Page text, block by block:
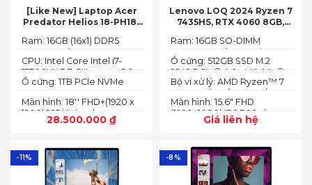
[Like New] Laptop Acer
Predator Helios 18-PH18-
13700HX, RTX 4060 8GB,
16GB, SSD 1TB, 18″ FHD+
165HZ)
28.500.000 ₫
Màn hình: 18'' FHD+(1920 x
1200) 165 Hz In-plane
Switching (IPS)
Ổ cứng: 1TB PCIe NVMe
CPU: Intel Core Intel i7-
13700HX 3.7 GHz up to 5.0
GHz 30MB
Ram: 16GB (16x1) DDR5
4800MHz (2x SO-DIMM
socket, up to 32GB
Lenovo LOQ 2024 Ryzen 7
7435HS, RTX 4060 8GB,
144Hz, 100% sRGB
Giá liên hệ
Màn hình: 15.6" FHD
(1920x1080) IPS 300nits
Anti-glare, 100% sRGB,
Bộ vi xử lý: AMD Ryzen™ 7
74355HS (8C / 16T, 3.8 /
5.1GHz, 8MB L2 / 16MB L3)
Ổ cứng: 512GB SSD M.2
2242 PCIe® 4.0x4 NVMe®
(2 slots nvme)
Ram: 16GB SO-DIMM
DDR5-5600 (max 64)
-11% -8%